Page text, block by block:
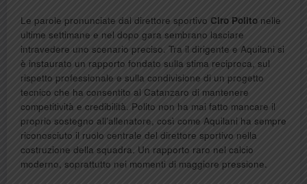
Le parole pronunciate dal direttore sportivo Ciro Polito nelle
ultime settimane e nel dopo gara sembrano lasciare
intravedere uno scenario preciso. Tra il dirigente e Aquilani si
è instaurato un rapporto fondato sulla stima reciproca, sul
rispetto professionale e sulla condivisione di un progetto
tecnico che ha consentito al Catanzaro di mantenere
competitività e credibilità. Polito non ha mai fatto mancare il
proprio sostegno all’allenatore, così come Aquilani ha sempre
riconosciuto il ruolo centrale del direttore sportivo nella
costruzione della squadra. Un rapporto raro nel calcio
moderno, soprattutto nei momenti di maggiore pressione.